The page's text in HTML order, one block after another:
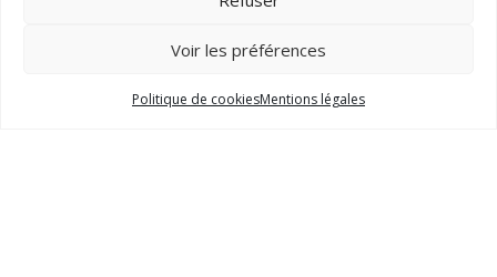
Voir les préférences
Politique de cookiesMentions légales
FM CRÉATION